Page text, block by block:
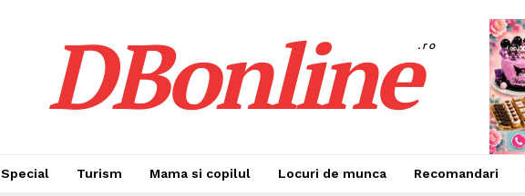
DBonline.ro
Special Turism Mama si copilul Locuri de munca Recomandari